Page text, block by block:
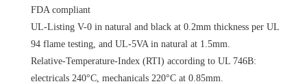
FDA compliant
UL-Listing V-0 in natural and black at 0.2mm thickness per UL
94 flame testing, and UL-5VA in natural at 1.5mm.
Relative-Temperature-Index (RTI) according to UL 746B:
electricals 240°C, mechanicals 220°C at 0.85mm.